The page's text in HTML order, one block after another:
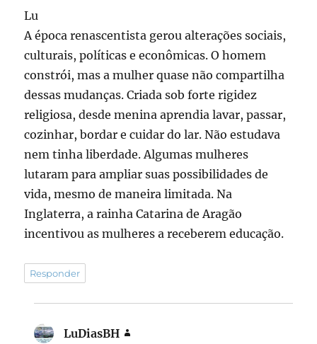
Lu
A época renascentista gerou alterações sociais,
culturais, políticas e econômicas. O homem
constrói, mas a mulher quase não compartilha
dessas mudanças. Criada sob forte rigidez
religiosa, desde menina aprendia lavar, passar,
cozinhar, bordar e cuidar do lar. Não estudava
nem tinha liberdade. Algumas mulheres
lutaram para ampliar suas possibilidades de
vida, mesmo de maneira limitada. Na
Inglaterra, a rainha Catarina de Aragão
incentivou as mulheres a receberem educação.
Responder
LuDiasBH